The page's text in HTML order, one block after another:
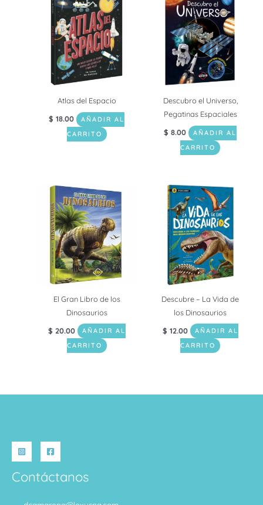
Atlas del Espacio
$ 18.00
AÑADIR AL
CARRITO
Descubro el Universo,
Pegatinas Espaciales
$ 8.00
AÑADIR AL
CARRITO
El Gran Libro de los
Dinosaurios
$ 20.00
AÑADIR AL
CARRITO
Descubre – La Vida de
los Dinosaurios
$ 12.00
AÑADIR AL
CARRITO
Contáctanos